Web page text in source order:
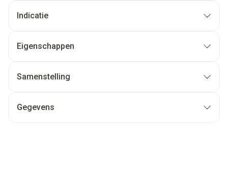
Indicatie
Eigenschappen
Samenstelling
Gegevens